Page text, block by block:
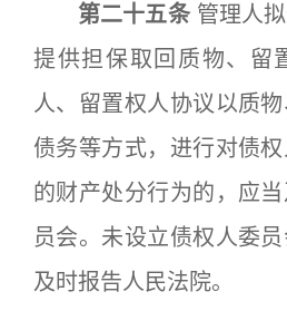
第二十五条管理人
提供担保取回质物、留
人、留置权人协议以质
债务等方式，进行对债
的财产处分行为的，应
员会。未设立债权人委
及时报告人民法院。